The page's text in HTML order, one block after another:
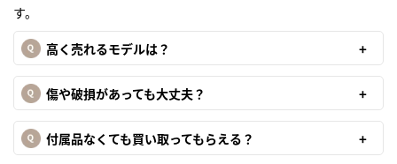
す。
高く売れるモデルは？
傷や破損があっても大丈夫？
付属品なくても買い取ってもらえる？